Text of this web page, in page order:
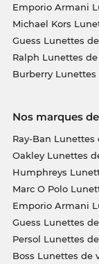
Emporio Armani
Michael Kors
Guess Lunettes
Ralph Lunettes
Burberry Lunettes
Nos marques
Ray-Ban Lunettes
Oakley Lunettes
Humphreys
Marc O Polo
Emporio Armani
Guess Lunettes
Persol Lunettes
Boss Lunettes de